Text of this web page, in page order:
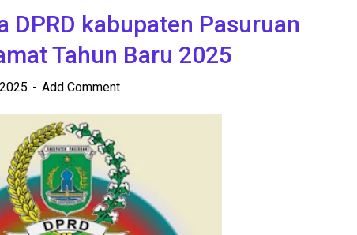
DPRD kabupaten Pasuruan
Tahun Baru 2025
Add Comment